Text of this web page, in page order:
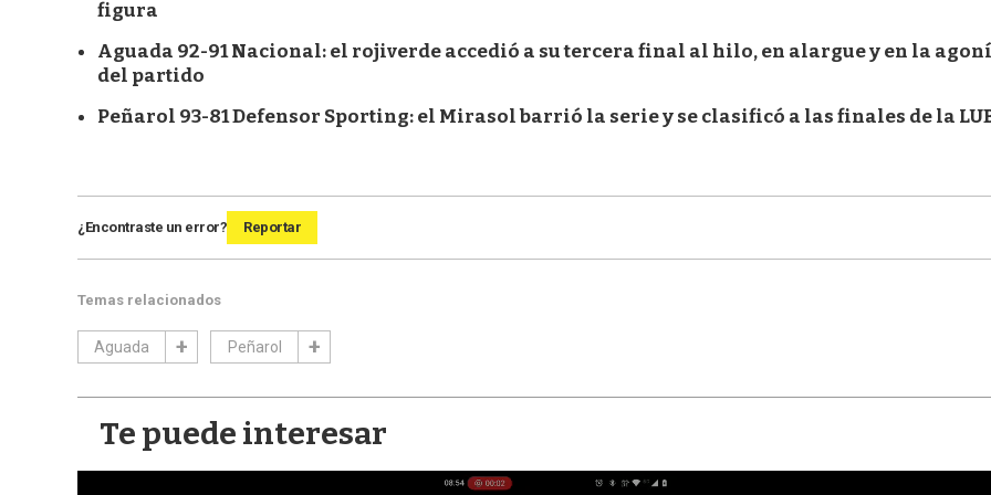
figura
Aguada 92-91 Nacional: el rojiverde accedió a su tercera final al hilo, en alargue y en la
del partido
Peñarol 93-81 Defensor Sporting: el Mirasol barrió la serie y se clasificó a las finales de la
¿Encontraste un error? Reportar
Temas relacionados
Aguada Peñarol
Te puede interesar